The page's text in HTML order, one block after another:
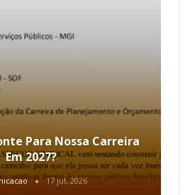
Para Nossa Carreira
Em 2027?
17 jul, 2026